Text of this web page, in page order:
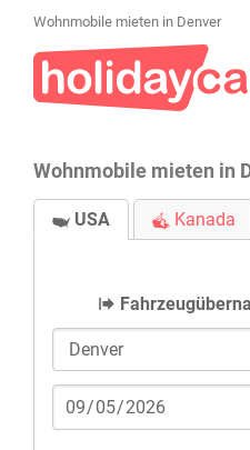
Wohnmobile mieten in Denver
Wohnmobile mieten in